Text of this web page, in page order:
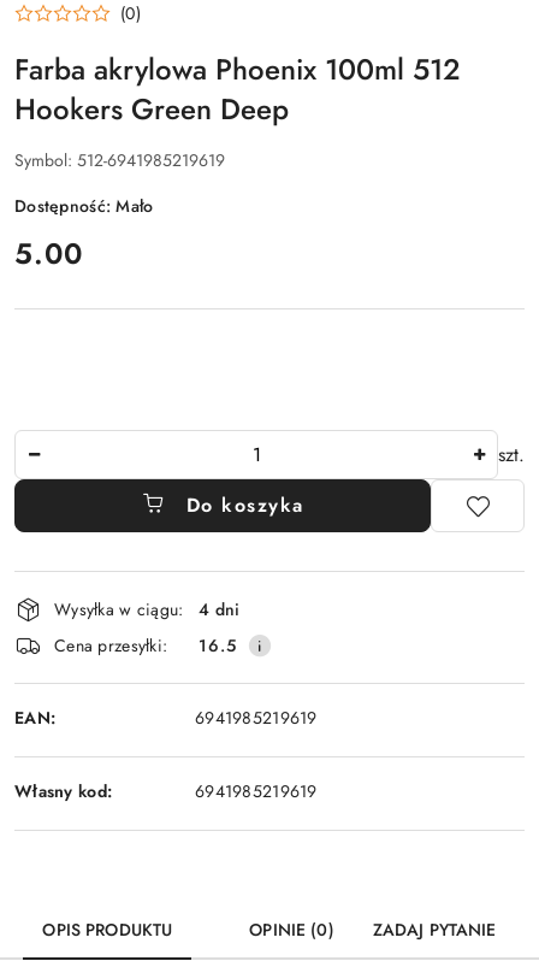
(0)
Farba akrylowa Phoenix 100ml 512
Hookers Green Deep
Symbol: 512-6941985219619
Dostępność:Mało
cena:
5.00
szt.
Do koszyka
Dostępność
i
dostawa
Wysyłka w ciągu:
4 dni
Cena przesyłki:
16.5
EAN: 6941985219619
Własny kod: 6941985219619
OPIS PRODUKTU OPINIE (0) ZADAJ PYTANIE